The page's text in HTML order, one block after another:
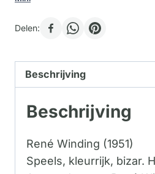
Delen:
Beschrijving
Beschrijving
René Winding (1951)
Speels, kleurrijk, bizar.